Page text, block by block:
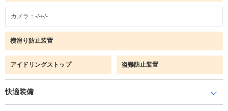
カメラ：-/-/-/-
横滑り防止装置
アイドリングストップ 盗難防止装置
快適装備